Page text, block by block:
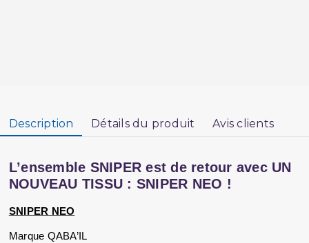
Description Détails du produit Avis clients
L’ensemble SNIPER est de retour avec UN
NOUVEAU TISSU : SNIPER NEO !
SNIPER NEO
Marque QABA’IL